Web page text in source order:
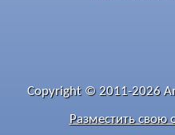
Copyright © 2011-2026
Разместить свою